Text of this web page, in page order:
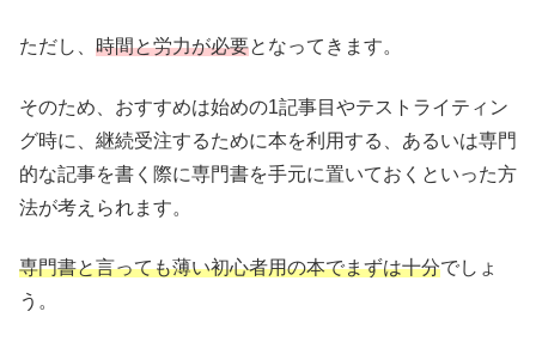
ただし、 時間と労力が必要となってきます。
そのため、おすすめは始めの1記事目やテストライティン
グ時に、継続受注するために本を利用する、あるいは専門
的な記事を書く際に専門書を手元に置いておくといった方
法が考えられます。
専門書と言っても薄い初心者用の本でまずは十分でしょ
う。